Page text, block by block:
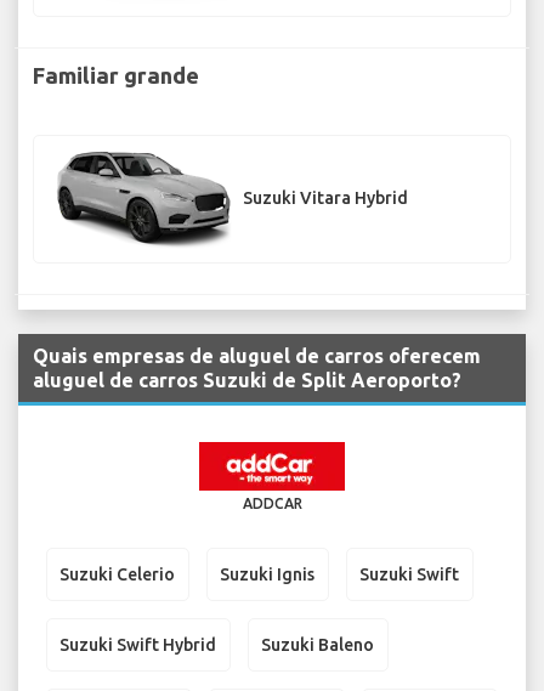
Familiar grande
Suzuki Vitara Hybrid
Quais empresas de aluguel de carros oferecem
aluguel de carros Suzuki de Split Aeroporto?
ADDCAR
Suzuki Celerio Suzuki Ignis Suzuki Swift
Suzuki Swift Hybrid Suzuki Baleno